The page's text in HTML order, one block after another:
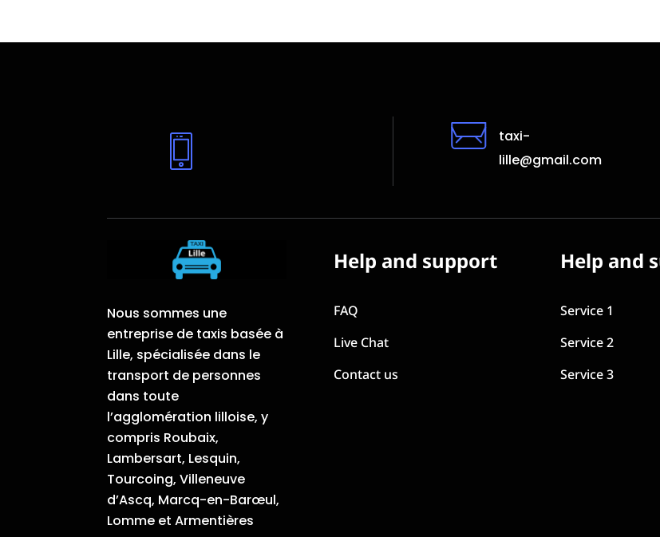
taxi-
lille@gmail.com
Nous sommes une
entreprise de taxis basée à
Lille, spécialisée dans le
transport de personnes
dans toute
l’agglomération lilloise, y
compris Roubaix,
Lambersart, Lesquin,
Tourcoing, Villeneuve
d’Ascq, Marcq-en-Barœul,
Lomme et Armentières
Help and support
FAQ
Live Chat
Contact us
Help and
Service 1
Service 2
Service 3